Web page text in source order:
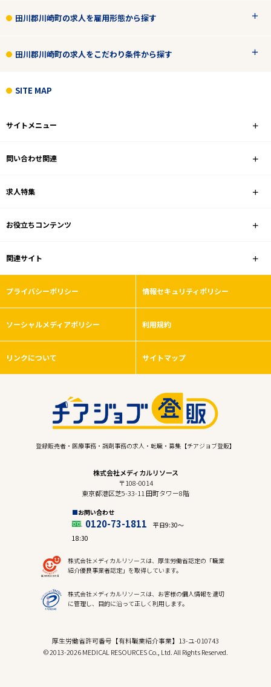
エリアで探す
田川郡川崎町
その他
雇用形態
こだわり条件
フリーワード
田川郡川崎町の求人を雇用形態から探す
田川郡川崎町の求人をこだわり条件から探す
SITE MAP
サイトメニュー
問い合わせ関連
求人特集
お役立ちコンテンツ
関連サイト
プライバシーポリシー 情報セキュリティポリシー
ソーシャルメディアポリシー 利用規約
リンクについて サイトマップ
登録販売者・医療事務・調剤事務の求人・転職・募集【チアジョブ登販】
株式会社メディカルリソース
〒108-0014
東京都港区芝5-33-11 田町タワー8階
お問い合わせ
0120-73-1811
平日9:30〜
18:30
株式会社メディカルリソースは、厚生労働省認定の「職業
紹介優良事業者認定」を取得しています。
株式会社メディカルリソースは、お客様の個人情報を適切
に管理し、目的に沿って正しく利用します。
厚生労働省許可番号【有料職業紹介事業】13-ユ-010743
© 2013-2026 MEDICAL RESOURCES Co., Ltd. All Rights Reserved.